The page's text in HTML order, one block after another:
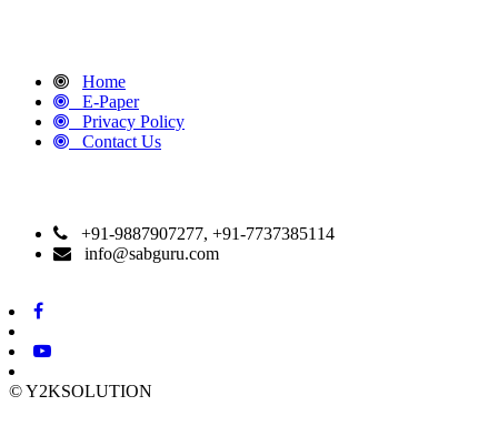
Home
E-Paper
Privacy Policy
Contact Us
+91-9887907277, +91-7737385114
info@sabguru.com
© Y2KSOLUTION